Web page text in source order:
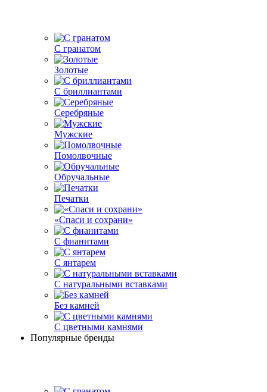
С гранатом
Золотые
С бриллиантами
Серебряные
Мужские
Помолвочные
Обручальные
Печатки
«Спаси и сохрани»
С фианитами
С янтарем
С натуральными вставками
Без камней
С цветными камнями
Популярные бренды